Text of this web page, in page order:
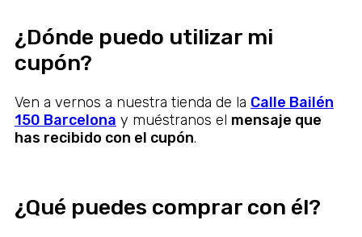
¿Dónde puedo utilizar mi
cupón?
Ven a vernos a nuestra tienda de la Calle Bailén
150 Barcelona y muéstranos el mensaje que
has recibido con el cupón.
¿Qué puedes comprar con él?